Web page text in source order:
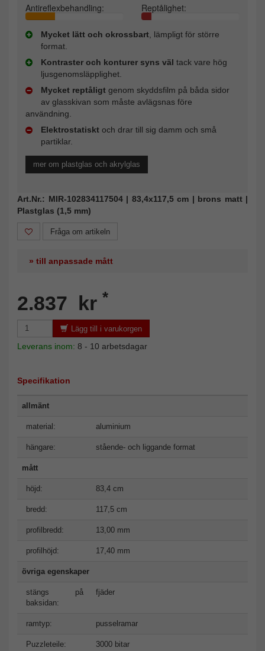
Antireflexbehandling:
Reptålighet:
Mycket lätt och okrossbart , lämpligt för större
format.
Kontraster och konturer syns väl tack vare hög
ljusgenomsläpplighet.
Mycket reptåligt genom skyddsfilm på båda sidor
av glasskivan som måste avlägsnas före
användning.
Elektrostatiskt och drar till sig damm och små
partiklar.
mer om plastglas och akrylglas
Art.Nr.: MIR-102834117504 | 83,4x117,5 cm | brons matt |
Plastglas (1,5 mm)
Fråga om artikeln
» till anpassade mått
2.837 kr *
Lägg till i varukorgen
Leverans inom: 8 - 10 arbetsdagar
Specifikation
allmänt
material: aluminium
hängare: stående- och liggande format
mått
höjd: 83,4 cm
bredd: 117,5 cm
profilbredd: 13,00 mm
profilhöjd: 17,40 mm
övriga egenskaper
stängs på
baksidan:
fjäder
ramtyp: pusselramar
Puzzleteile: 3000 bitar